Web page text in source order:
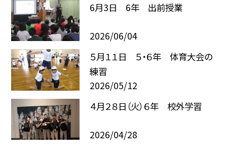
6月3日 6年 出前授業
2026/06/04
５月１１日 ５・６年 体育大会の
練習
2026/05/12
４月２８日（火）６年 校外学習
2026/04/28